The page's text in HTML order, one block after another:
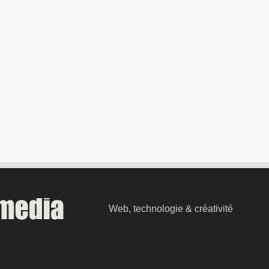
Web, technologie & créativité